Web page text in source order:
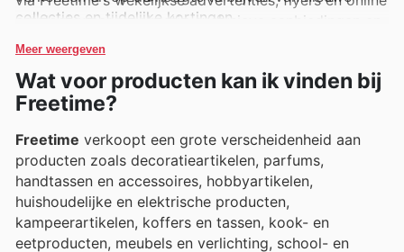
catalogi, waar regelmatig exclusieve aanbiedingen en
promoties te vinden zijn.
collecties en tijdelijke kortingen.
Meer weergeven
Wat voor producten kan ik vinden bij
Freetime?
Freetime verkoopt een grote verscheidenheid aan
producten zoals decoratieartikelen, parfums,
handtassen en accessoires, hobbyartikelen,
huishoudelijke en elektrische producten,
kampeerartikelen, koffers en tassen, kook- en
eetproducten, meubels en verlichting, school- en